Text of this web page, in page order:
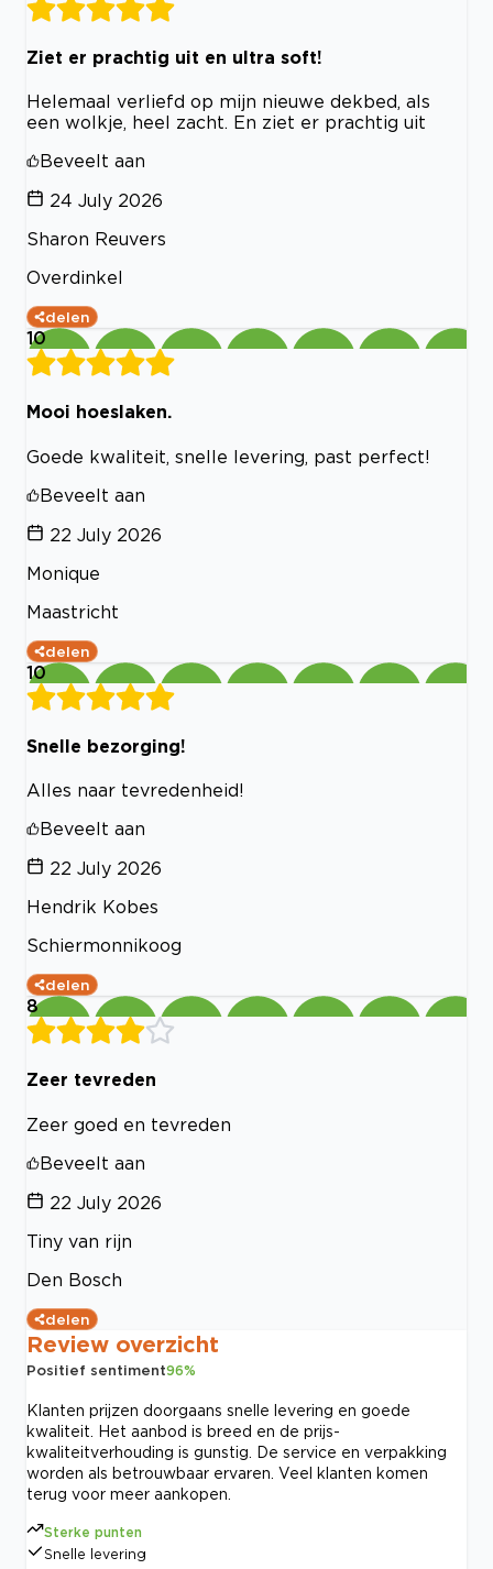
Ziet er prachtig uit en ultra soft!
Helemaal verliefd op mijn nieuwe dekbed, als
een wolkje, heel zacht. En ziet er prachtig uit
Beveelt aan
24 July 2026
Sharon Reuvers
Overdinkel
delen
10
Mooi hoeslaken.
Goede kwaliteit, snelle levering, past perfect!
Beveelt aan
22 July 2026
Monique
Maastricht
delen
10
Snelle bezorging!
Alles naar tevredenheid!
Beveelt aan
22 July 2026
Hendrik Kobes
Schiermonnikoog
delen
8
Zeer tevreden
Zeer goed en tevreden
Beveelt aan
22 July 2026
Tiny van rijn
Den Bosch
delen
Review overzicht
Positief sentiment96%
Klanten prijzen doorgaans snelle levering en goede
kwaliteit. Het aanbod is breed en de prijs-
kwaliteitverhouding is gunstig. De service en verpakking
worden als betrouwbaar ervaren. Veel klanten komen
terug voor meer aankopen.
Sterke punten
Snelle levering